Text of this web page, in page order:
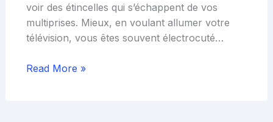
voir des étincelles qui s’échappent de vos
multiprises. Mieux, en voulant allumer votre
télévision, vous êtes souvent électrocuté…
Read More »